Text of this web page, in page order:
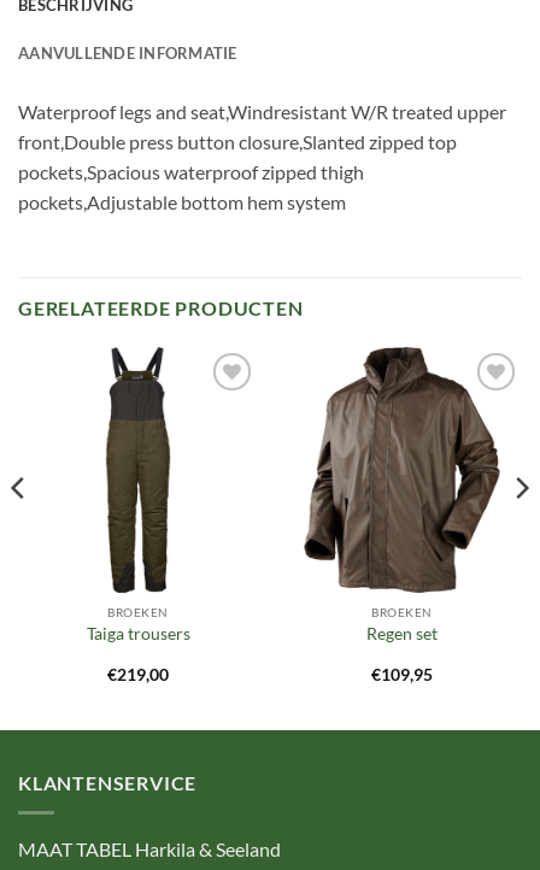
BESCHRIJVING
AANVULLENDE INFORMATIE
Waterproof legs and seat,Windresistant W/R treated upper
front,Double press button closure,Slanted zipped top
pockets,Spacious waterproof zipped thigh
pockets,Adjustable bottom hem system
GERELATEERDE PRODUCTEN
BROEKEN
Taiga trousers
€219,00
Toevoegen
aan
verlanglijst
BROEKEN
Regen set
€109,95
KLANTENSERVICE
MAAT TABEL Harkila & Seeland